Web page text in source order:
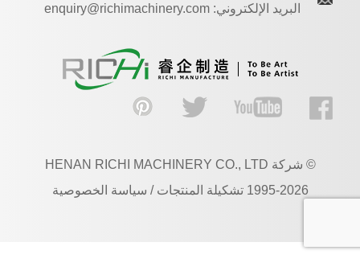
البريد الإلكتروني: enquiry@richimachinery.com
© شركة HENAN RICHI MACHINERY CO., LTD
1995-2026 تشكيلة المنتجات / سياسة الخصوصية